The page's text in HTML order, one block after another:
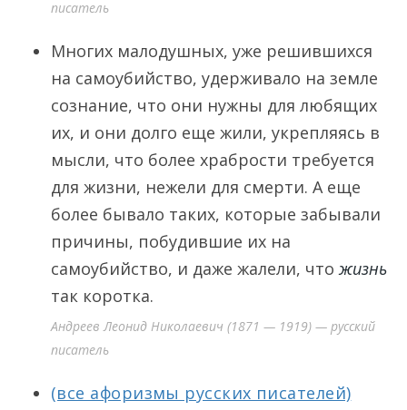
писатель
Многих малодушных, уже решившихся
на самоубийство, удерживало на земле
сознание, что они нужны для любящих
их, и они долго еще жили, укрепляясь в
мысли, что более храбрости требуется
для жизни, нежели для смерти. А еще
более бывало таких, которые забывали
причины, побудившие их на
самоубийство, и даже жалели, чтожизнь
так коротка.
Андреев Леонид Николаевич (1871 — 1919) — русский
писатель
(все афоризмы русских писателей)